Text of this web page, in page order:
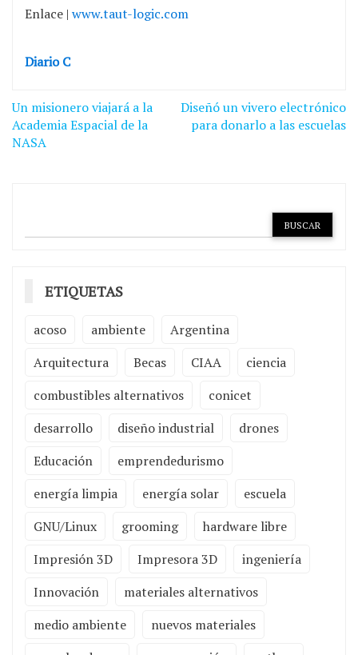
Enlace | www.taut-logic.com
Diario C
Navegación
de
entradas
Un misionero viajará a la
Academia Espacial de la
NASA
Diseñó un vivero electrónico
para donarlo a las escuelas
ETIQUETAS
acoso ambiente
Argentina
Arquitectura
Becas CIAA
ciencia
combustibles alternativos
conicet
desarrollo
diseño industrial
drones
Educación
emprendedurismo
energía limpia
energía solar
escuela
GNU/Linux
grooming
hardware libre
Impresión 3D
Impresora 3D
ingeniería
Innovación
materiales alternativos
medio ambiente
nuevos materiales